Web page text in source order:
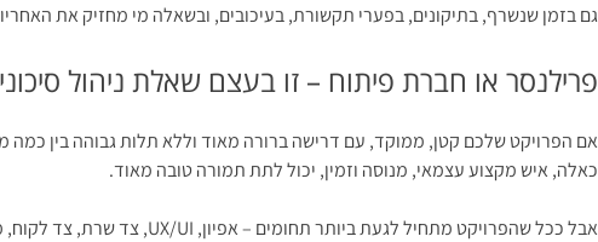
גם בזמן שנשרף, בתיקונים, בפערי תקשורת, בעיכובים, ובשאלה מי מחזיק את
פרילנסר או חברת פיתוח – זו בעצם שאלת ניהול
אם הפרויקט שלכם קטן, ממוקד, עם דרישה ברורה מאוד וללא תלות גבוהה בין כמה
כאלה, איש מקצוע עצמאי, מנוסה וזמין, יכול לתת תמורה טובה מאוד.